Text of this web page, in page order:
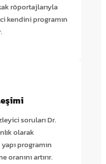
röportajlarıyla
kendini programın
soruları Dr.
olarak
programın
artırır.